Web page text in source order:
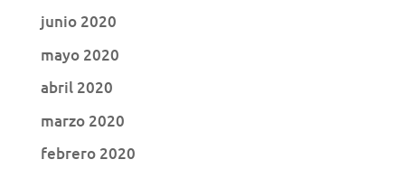
junio 2020
mayo 2020
abril 2020
marzo 2020
febrero 2020